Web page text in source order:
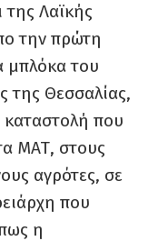
της Λαϊκής
την πρώτη
μπλόκα του
της Θεσσαλίας,
καταστολή που
ΜΑΤ, στους
αγρότες, σε
που
η